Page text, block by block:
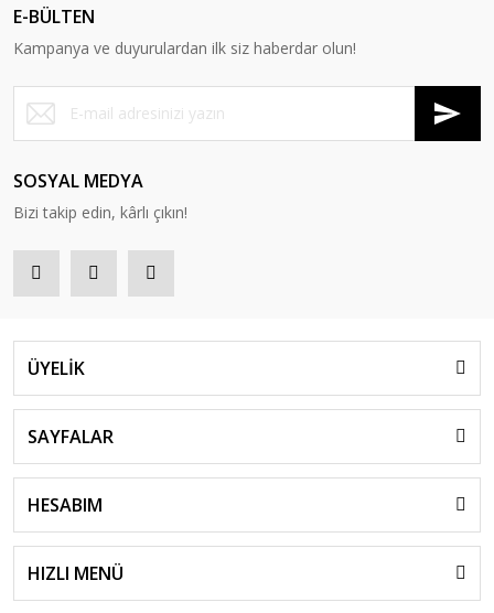
E-BÜLTEN
Kampanya ve duyurulardan ilk siz haberdar olun!
SOSYAL MEDYA
Bizi takip edin, kârlı çıkın!
ÜYELİK
SAYFALAR
HESABIM
HIZLI MENÜ